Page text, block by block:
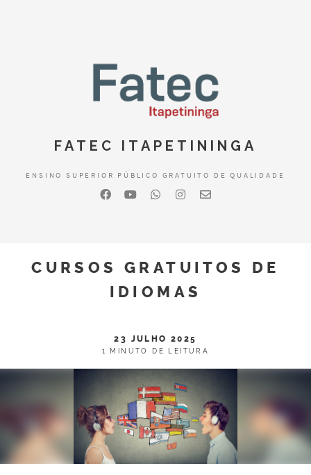
FATEC ITAPETININGA
ENSINO SUPERIOR PÚBLICO GRATUITO DE QUALIDADE
CURSOS GRATUITOS DE
IDIOMAS
23 JULHO 2025
1 MINUTO DE LEITURA